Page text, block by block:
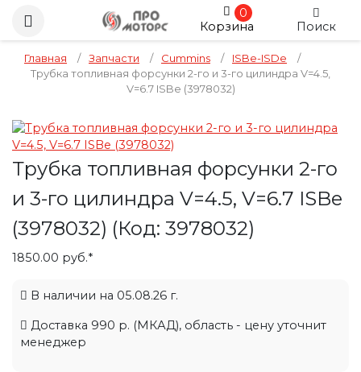
0
Корзина
Поиск
Главная / Запчасти / Cummins / ISBe-ISDe
/
Трубка топливная форсунки 2-го и 3-го цилиндра V=4.5,
V=6.7 ISBe (3978032)
Трубка топливная форсунки 2-го
и 3-го цилиндра V=4.5, V=6.7 ISBe
(3978032) (Код: 3978032)
1850.00 руб.*
В наличии на 05.08.26 г.
Доставка 990 р. (МКАД), область - цену уточнит
менеджер